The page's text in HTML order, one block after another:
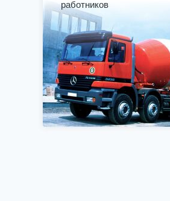
работников